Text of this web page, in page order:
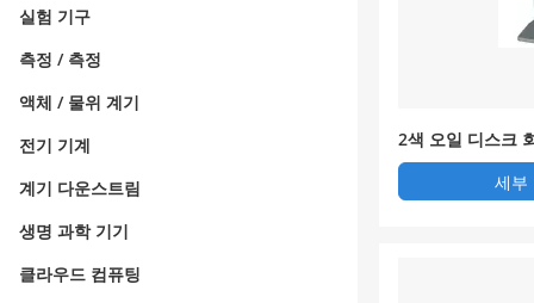
실험 기구
측정 / 측정
액체 / 물위 계기
전기 기계
계기 다운스트림
생명 과학 기기
클라우드 컴퓨팅
2색 오일 디스크
세부